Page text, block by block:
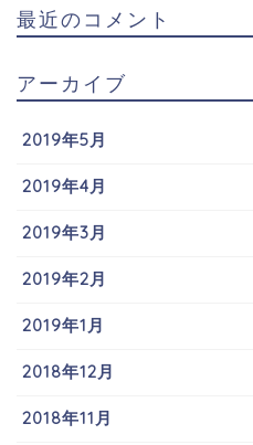
最近のコメント
アーカイブ
2019年5月
2019年4月
2019年3月
2019年2月
2019年1月
2018年12月
2018年11月